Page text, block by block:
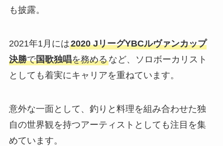
も披露。
2021年1月には2020 JリーグYBCルヴァンカップ
決勝で国歌独唱を務めるなど、ソロボーカリスト
としても着実にキャリアを重ねています。
意外な一面として、釣りと料理を組み合わせた独
自の世界観を持つアーティストとしても注目を集
めています。